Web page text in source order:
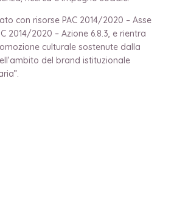
con risorse PAC 2014/2020 – Asse
2014/2020 – Azione 6.8.3, e rientra
culturale sostenute dalla
del brand istituzionale